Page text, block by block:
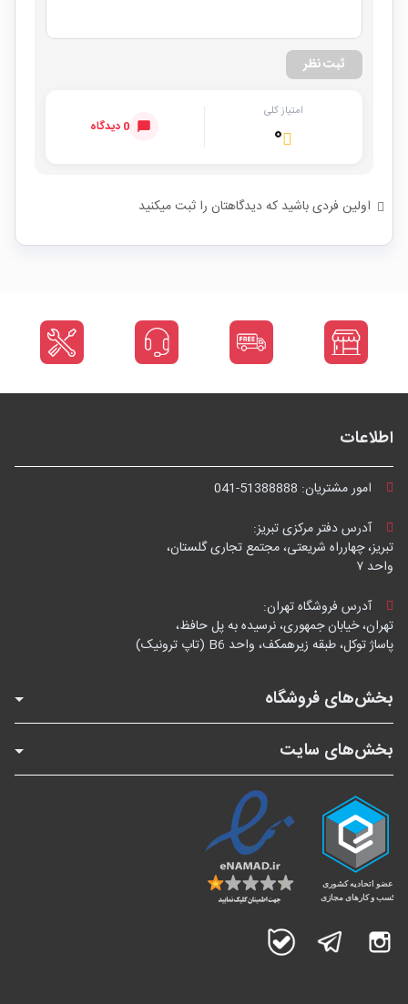
ثبت نظر
امتیاز کلی
۰ 0 دیدگاه
اولین فردی باشید که دیدگاهتان را ثبت میکنید
اطلاعات
امور مشتریان: 041-51388888
آدرس دفتر مرکزی تبریز:
تبریز، چهارراه شریعتی، مجتمع تجاری گلستان،
واحد ۷
آدرس فروشگاه تهران:
تهران، خیابان جمهوری، نرسیده به پل حافظ،
پاساژ توکل، طبقه زیرهمکف، واحد B6 (تاپ ترونیک)
بخش‌های فروشگاه
بخش‌های سایت
اینستاگرام تلگرام